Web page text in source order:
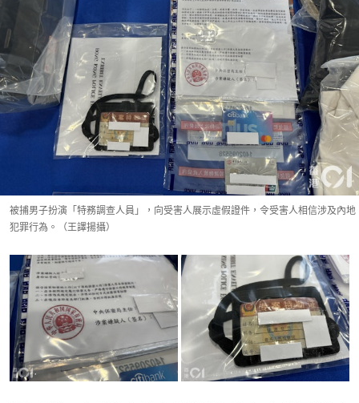
被捕男子扮演「特務調查人員」，向受害人展示虛假證件，令受害人相信涉及內地
犯罪行為。（王譯揚攝）